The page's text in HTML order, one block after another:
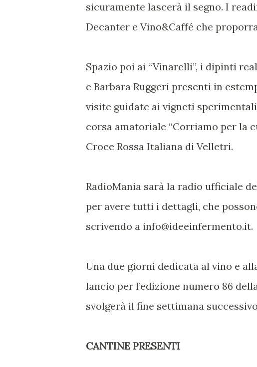
sicuramente lascerà il segno. I
Decanter e Vino&Caffé che
Spazio poi ai “Vinarelli”, i dipinti
e Barbara Ruggeri presenti in
visite guidate ai vigneti sperimentali
corsa amatoriale “Corriamo per la
Croce Rossa Italiana di Velletri.
RadioMania sarà la radio ufficiale
per avere tutti i dettagli, che
scrivendo a info@ideeinfermento.it.
Una due giorni dedicata al vino e
lancio per l’edizione numero 86
svolgerà il fine settimana
CANTINE PRESENTI